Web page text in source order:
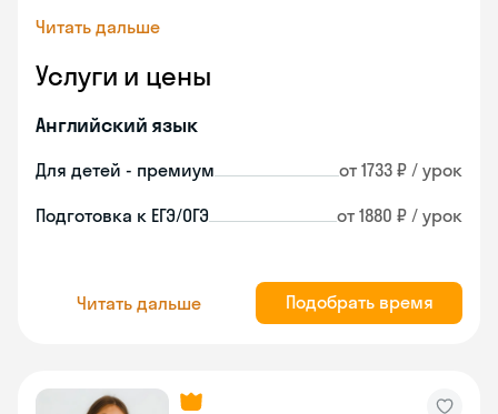
Читать дальше
Услуги и цены
Английский язык
Для детей - премиум от 1733 ₽ / урок
Подготовка к ЕГЭ/ОГЭ от 1880 ₽ / урок
Читать дальше Подобрать время